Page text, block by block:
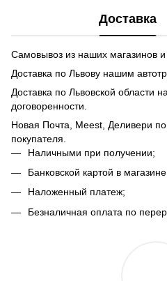
Доставка
Самовывоз из наших магазинов и
Доставка по Львову нашим
Доставка по Львовской области
договоренности.
Новая Почта, Meest, Деливери по
покупателя.
Наличными при получении;
Банковской картой в
Наложенный платеж;
Безналичная оплата по